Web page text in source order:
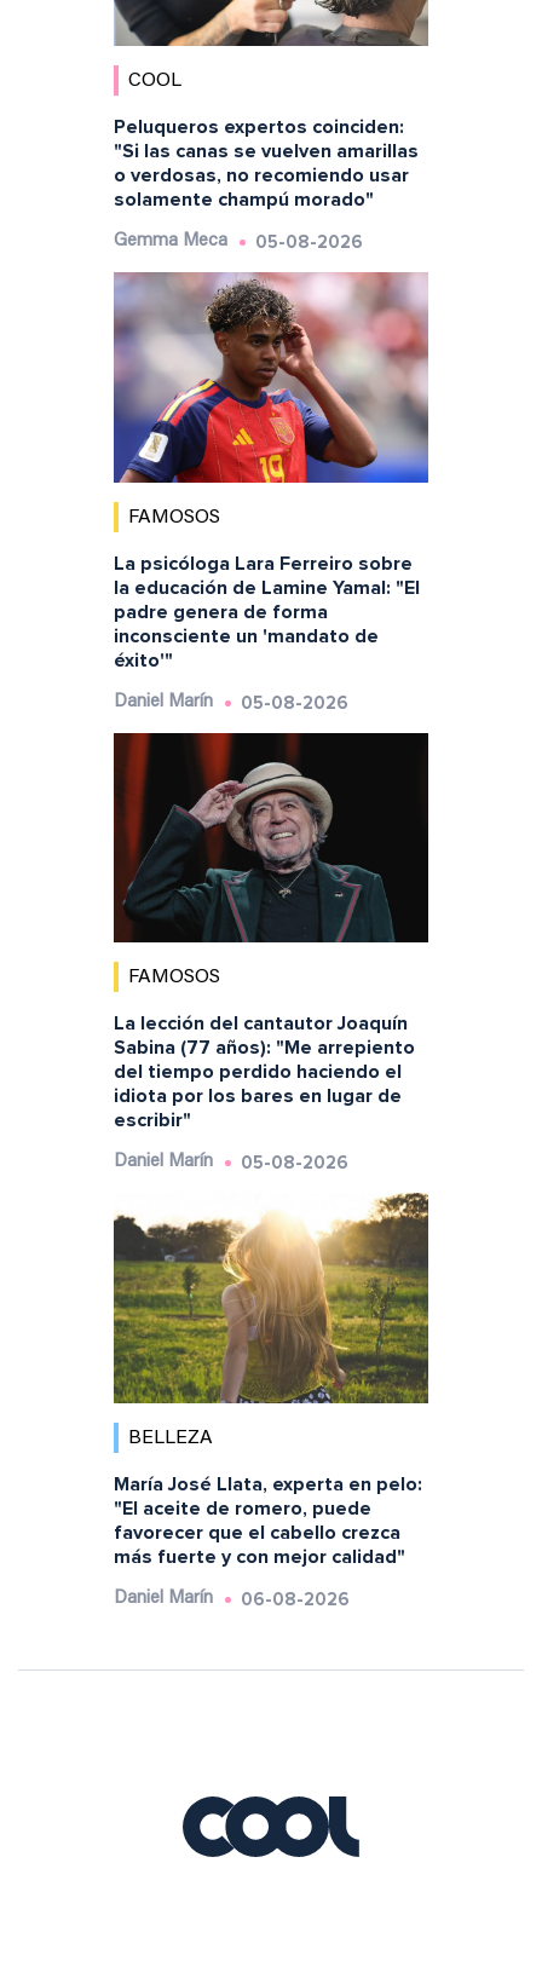
COOL
Peluqueros expertos coinciden:
"Si las canas se vuelven amarillas
o verdosas, no recomiendo usar
solamente champú morado"
Gemma Meca 05-08-2026
FAMOSOS
La psicóloga Lara Ferreiro sobre
la educación de Lamine Yamal: "El
padre genera de forma
inconsciente un 'mandato de
éxito'"
Daniel Marín 05-08-2026
FAMOSOS
La lección del cantautor Joaquín
Sabina (77 años): "Me arrepiento
del tiempo perdido haciendo el
idiota por los bares en lugar de
escribir"
Daniel Marín 05-08-2026
BELLEZA
María José Llata, experta en pelo:
"El aceite de romero, puede
favorecer que el cabello crezca
más fuerte y con mejor calidad"
Daniel Marín 06-08-2026